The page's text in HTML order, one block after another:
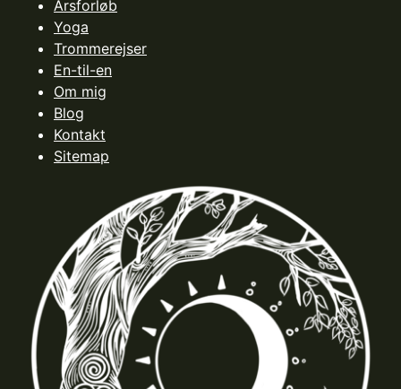
Årsforløb
Yoga
Trommerejser
En-til-en
Om mig
Blog
Kontakt
Sitemap